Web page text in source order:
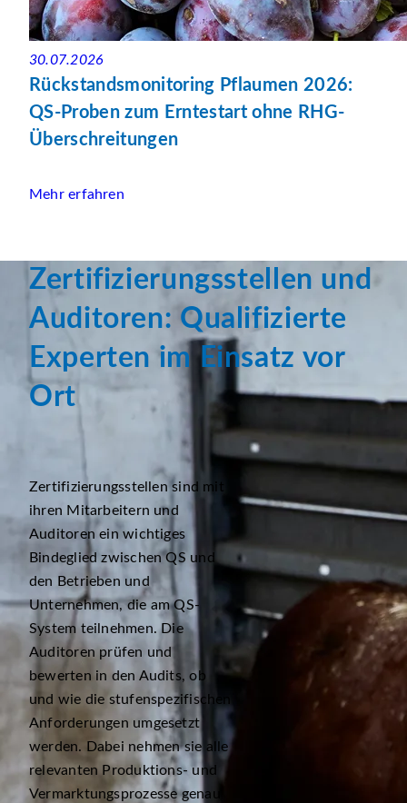
30.07.2026
Rückstandsmonitoring Pflaumen 2026:
QS-Proben zum Erntestart ohne RHG-
Überschreitungen
Mehr erfahren
Zertifizierungsstellen und
Auditoren: Qualifizierte
Experten im Einsatz vor
Ort
Zertifizierungsstellen sind mit
ihren Mitarbeitern und
Auditoren ein wichtiges
Bindeglied zwischen QS und
den Betrieben und
Unternehmen, die am QS-
System teilnehmen. Die
Auditoren prüfen und
bewerten in den Audits, ob
und wie die stufenspezifischen
Anforderungen umgesetzt
werden. Dabei nehmen sie alle
relevanten Produktions- und
Vermarktungsprozesse genau